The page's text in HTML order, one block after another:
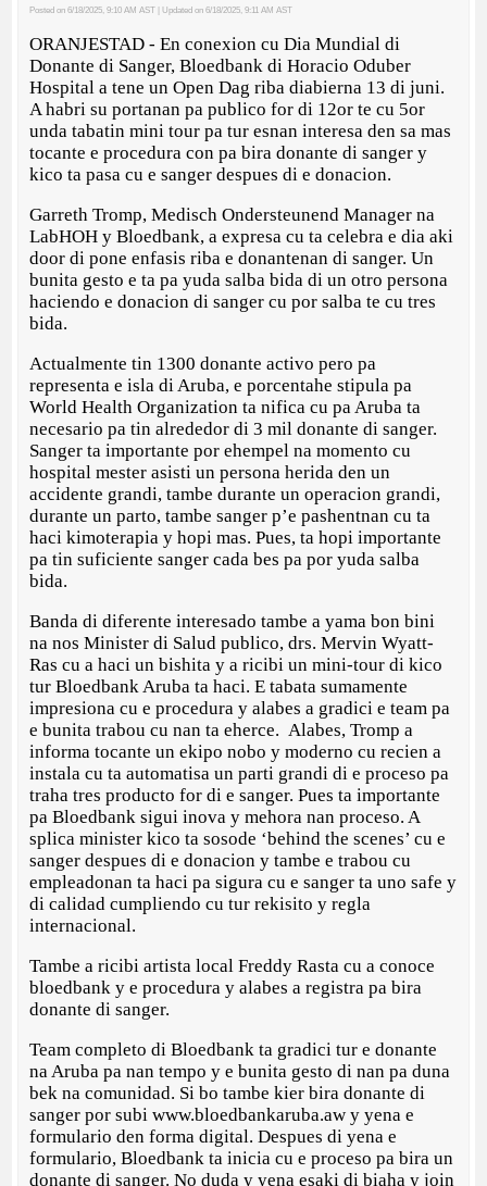
Posted on 6/18/2025, 9:10 AM AST | Updated on 6/18/2025, 9:11 AM AST
ORANJESTAD - En conexion cu Dia Mundial di
Donante di Sanger, Bloedbank di Horacio Oduber
Hospital a tene un Open Dag riba diabierna 13 di juni.
A habri su portanan pa publico for di 12or te cu 5or
unda tabatin mini tour pa tur esnan interesa den sa mas
tocante e procedura con pa bira donante di sanger y
kico ta pasa cu e sanger despues di e donacion.
Garreth Tromp, Medisch Ondersteunend Manager na
LabHOH y Bloedbank, a expresa cu ta celebra e dia aki
door di pone enfasis riba e donantenan di sanger. Un
bunita gesto e ta pa yuda salba bida di un otro persona
haciendo e donacion di sanger cu por salba te cu tres
bida.
Actualmente tin 1300 donante activo pero pa
representa e isla di Aruba, e porcentahe stipula pa
World Health Organization ta nifica cu pa Aruba ta
necesario pa tin alrededor di 3 mil donante di sanger.
Sanger ta importante por ehempel na momento cu
hospital mester asisti un persona herida den un
accidente grandi, tambe durante un operacion grandi,
durante un parto, tambe sanger p’e pashentnan cu ta
haci kimoterapia y hopi mas. Pues, ta hopi importante
pa tin suficiente sanger cada bes pa por yuda salba
bida.
Banda di diferente interesado tambe a yama bon bini
na nos Minister di Salud publico, drs. Mervin Wyatt-
Ras cu a haci un bishita y a ricibi un mini-tour di kico
tur Bloedbank Aruba ta haci. E tabata sumamente
impresiona cu e procedura y alabes a gradici e team pa
e bunita trabou cu nan ta eherce. Alabes, Tromp a
informa tocante un ekipo nobo y moderno cu recien a
instala cu ta automatisa un parti grandi di e proceso pa
traha tres producto for di e sanger. Pues ta importante
pa Bloedbank sigui inova y mehora nan proceso. A
splica minister kico ta sosode ‘behind the scenes’ cu e
sanger despues di e donacion y tambe e trabou cu
empleadonan ta haci pa sigura cu e sanger ta uno safe y
di calidad cumpliendo cu tur rekisito y regla
internacional.
Tambe a ricibi artista local Freddy Rasta cu a conoce
bloedbank y e procedura y alabes a registra pa bira
donante di sanger.
Team completo di Bloedbank ta gradici tur e donante
na Aruba pa nan tempo y e bunita gesto di nan pa duna
bek na comunidad. Si bo tambe kier bira donante di
sanger por subi www.bloedbankaruba.aw y yena e
formulario den forma digital. Despues di yena e
formulario, Bloedbank ta inicia cu e proceso pa bira un
donante di sanger. No duda y yena esaki di biaha y join